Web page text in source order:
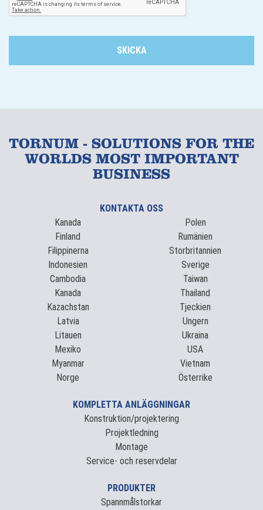
TORNUM - SOLUTIONS FOR THE
WORLDS MOST IMPORTANT
BUSINESS
KONTAKTA OSS
Kanada
Finland
Filippinerna
Indonesien
Cambodia
Kanada
Kazachstan
Latvia
Litauen
Mexiko
Myanmar
Norge
Polen
Rumänien
Storbritannien
Sverige
Taiwan
Thailand
Tjeckien
Ungern
Ukraina
USA
Vietnam
Österrike
KOMPLETTA ANLÄGGNINGAR
Konstruktion/projektering
Projektledning
Montage
Service- och reservdelar
PRODUKTER
Spannmålstorkar